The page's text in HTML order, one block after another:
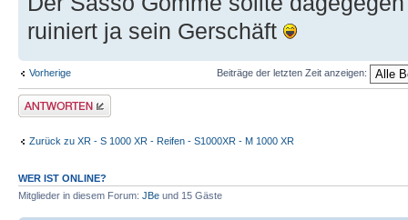
ruiniert ja sein Gerschäft
Vorherige Beiträge der letzten Zeit anzeigen:
Antwort erstellen
Zurück zu XR - S 1000 XR - Reifen - S1000XR - M 1000 XR
WER IST ONLINE?
Mitglieder in diesem Forum: JBe und 15 Gäste